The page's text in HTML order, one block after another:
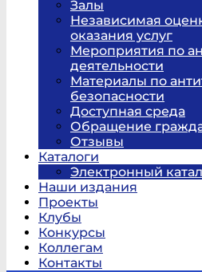
Залы
Независимая
оказания услуг
Мероприятия по
деятельности
Материалы по
безопасности
Доступная среда
Обращение
Отзывы
Каталоги
Электронный
Наши издания
Проекты
Клубы
Конкурсы
Коллегам
Контакты